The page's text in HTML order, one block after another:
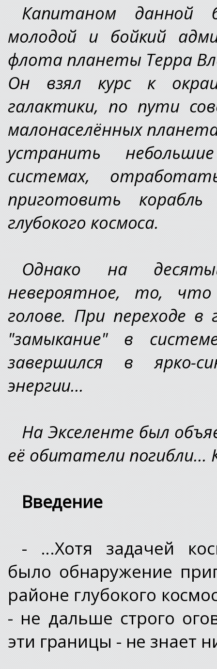
Капитаном данной
молодой и бойкий
флота планеты Терра
Он взял курс к
галактики, по пути
малонаселённых
устранить
системах,
приготовить
глубокого космоса.
Однако на
невероятное, то,
голове. При переходе в
"замыкание" в
завершился в ярко-
энергии...
На Экселенте был
её обитатели погибли...
Введение
- ...Хотя задачей
было обнаружение
районе глубокого
- не дальше строго
эти границы - не знает